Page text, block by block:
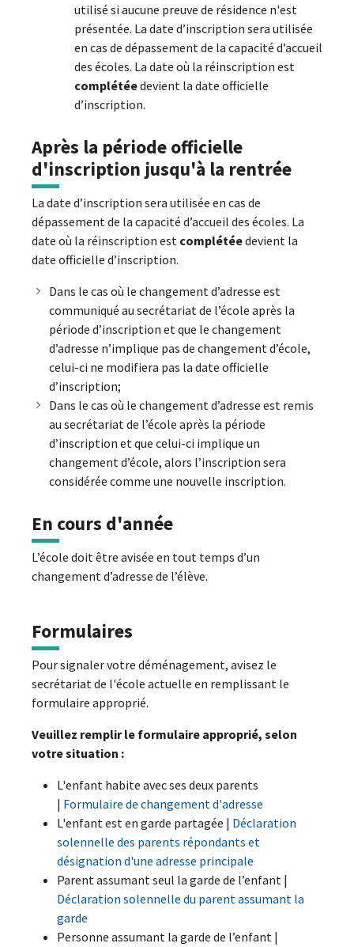
utilisé si aucune preuve de résidence n'est
présentée. La date d’inscription sera utilisée
en cas de dépassement de la capacité d’accueil
des écoles. La date où la réinscription est
complétéedevient la date officielle
d’inscription.
Après la période officielle
d'inscription jusqu'à la rentrée
La date d’inscription sera utilisée en cas de
dépassement de la capacité d’accueil des écoles. La
date où la réinscription est complétéedevient la
date officielle d’inscription.
Dans le cas où le changement d’adresse est
communiqué au secrétariat de l’école après la
période d’inscription et que le changement
d’adresse n’implique pas de changement d’école,
celui-ci ne modifiera pas la date officielle
d’inscription;
Dans le cas où le changement d’adresse est remis
au secrétariat de l’école après la période
d’inscription et que celui-ci implique un
changement d’école, alors l’inscription sera
considérée comme une nouvelle inscription.
En cours d'année
L’école doit être avisée en tout temps d’un
changement d’adresse de l’élève.
Formulaires
Pour signaler votre déménagement, avisez le
secrétariat de l'école actuelle en remplissant le
formulaire approprié.
Veuillez remplir le formulaire approprié, selon
votre situation :
L'enfant habite avec ses deux parents
| Formulaire de changement d'adresse
L'enfant est en garde partagée | Déclaration
solennelle des parents répondants et
désignation d'une adresse principale
Parent assumant seul la garde de l’enfant |
Déclaration solennelle du parent assumant la
garde
Personne assumant la garde de l’enfant |